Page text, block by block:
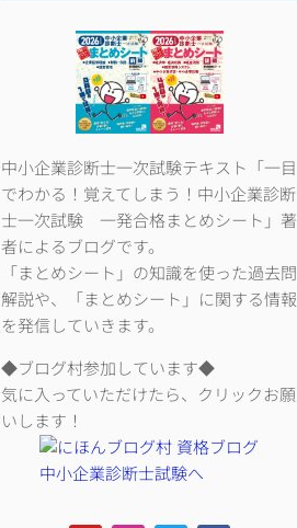
中小企業診断士一次試験テキスト「一目
でわかる！覚えてしまう！中小企業診断
士一次試験 一発合格まとめシート」著
者によるブログです。
「まとめシート」の知識を使った過去問
解説や、「まとめシート」に関する情報
を発信していきます。
◆ブログ村参加しています◆
気に入っていただけたら、クリックお願
いします！